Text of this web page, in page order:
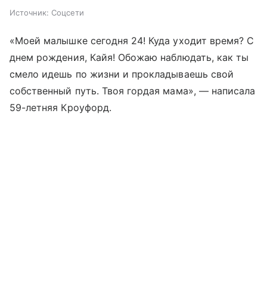
Источник: Соцсети
«Моей малышке сегодня 24! Куда уходит время? С
днем рождения, Кайя! Обожаю наблюдать, как ты
смело идешь по жизни и прокладываешь свой
собственный путь. Твоя гордая мама», — написала
59-летняя Кроуфорд.